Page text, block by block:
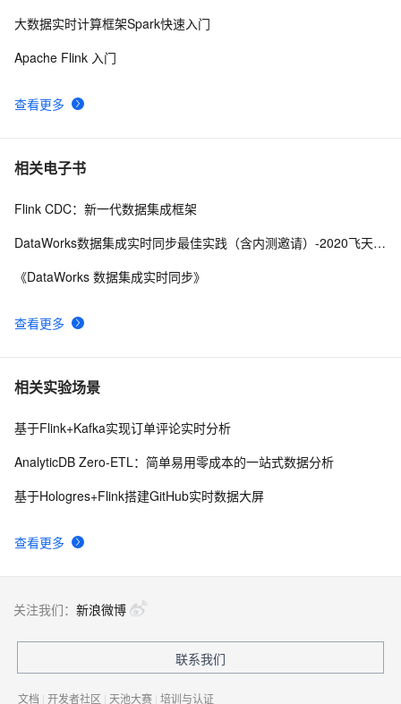
查看更多
大数据实时计算框架Spark快速入门
Apache Flink 入门
相关电子书
查看更多
Flink CDC：新一代数据集成框架
DataWorks数据集成实时同步最佳实践（含内测邀请）-2020飞天大数据平台实战应用第一季
《DataWorks 数据集成实时同步》
相关实验场景
查看更多
基于Flink+Kafka实现订单评论实时分析
AnalyticDB Zero-ETL：简单易用零成本的一站式数据分析
基于Hologres+Flink搭建GitHub实时数据大屏
关注我们： 新浪微博
联系我们
文档 | 开发者社区 | 天池大赛 | 培训与认证